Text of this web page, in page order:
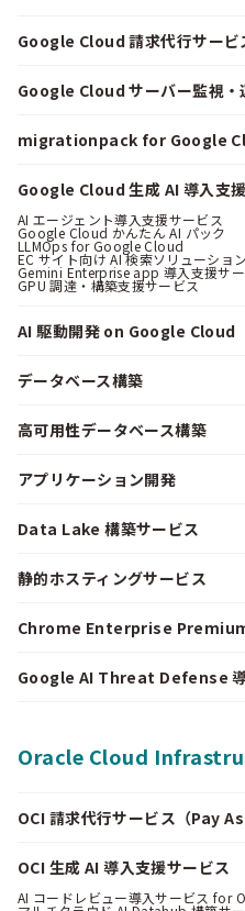
Google Cloud 請求代行サービ
Google Cloud サーバー監視・
migrationpack for Google
Google Cloud 生成 AI 導入支
AI エージェント導入支援サービス
Google Cloud かんたん AI パック
LLMOps for Google Cloud
EC サイト向け AI 検索ソリューション
Gemini Enterprise app 導入支援サー
GPU 調達・構築支援サービス
AI 駆動開発 on Google Cloud
データベース構築
高可用性データベース構築
アプリケーション開発
Data Lake 構築サービス
静的ホスティングサービス
Chrome Enterprise Premium
Google AI Threat Defense 導
Oracle Cloud
OCI 請求代行サービス（Pay As
OCI 生成 AI 導入支援サービス
AI コードレビュー導入サービス for